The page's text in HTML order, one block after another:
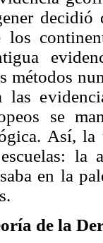
los
métodos
se
Así,
en la
de la